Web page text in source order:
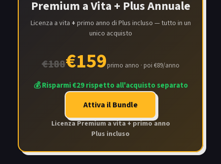
Premium a Vita + Plus Annuale
Licenza a vita + primo anno di Plus incluso — tutto in un
unico acquisto
€188€159primo anno · poi €89/anno
💰 Risparmi €29 rispetto all'acquisto separato
Attiva il Bundle
Licenza Premium a vita + primo anno
Plus incluso